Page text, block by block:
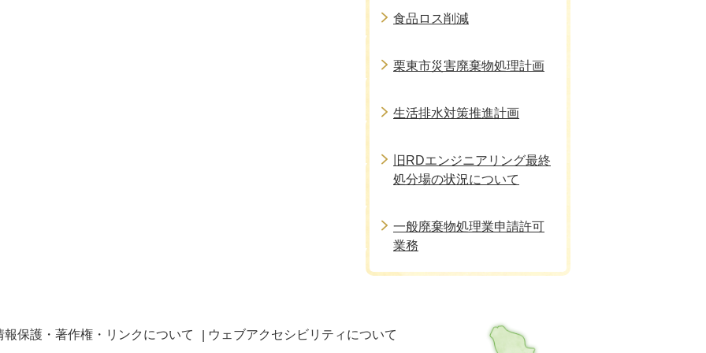
食品ロス削減
栗東市災害廃棄物処理計画
生活排水対策推進計画
旧RDエンジニアリング最終
処分場の状況について
一般廃棄物処理業申請許可
業務
報保護・著作権・リンクについて ウェブアクセシビリティについて